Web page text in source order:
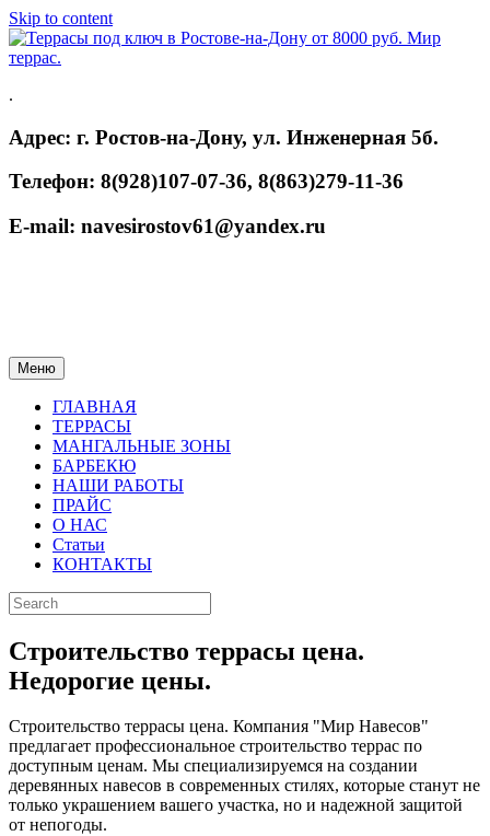
Skip to content
.
Адрес: г. Ростов-на-Дону, ул. Инженерная 5б.
Телефон: 8(928)107-07-36, 8(863)279-11-36
E-mail: navesirostov61@yandex.ru
Меню
ГЛАВНАЯ
ТЕРРАСЫ
МАНГАЛЬНЫЕ ЗОНЫ
БАРБЕКЮ
НАШИ РАБОТЫ
ПРАЙС
О НАС
Статьи
КОНТАКТЫ
Строительство террасы цена.
Недорогие цены.
Строительство террасы цена. Компания "Мир Навесов"
предлагает профессиональное строительство террас по
доступным ценам. Мы специализируемся на создании
деревянных навесов в современных стилях, которые станут не
только украшением вашего участка, но и надежной защитой
от непогоды.